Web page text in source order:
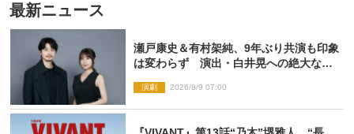
最新ニュース
瀬戸康史＆有村架純、9年ぶり共演も印象
は変わらず 演出・白井晃への絶大なる
演劇 2026/8/9 07:00